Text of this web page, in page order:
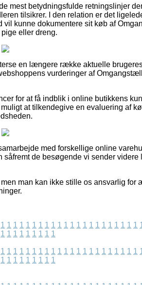
mest betydningsfulde retningslinjer
tilsikrer. I den relation er det
vil kunne dokumentere sit køb af
eller dreng.
en længere række aktuelle
vurderinger af
for at få indblik i online butikkens
at tilkendegive en evaluering af
med forskellige online
de besøgende vi sender videre
man kan ikke stille os ansvarlig for
1 1 1 1 1 1 1 1 1 1 1 1 1 1 1 1 1 1 1 1 1 1
1 1 1 1 1 1 1 1 1
1 1 1 1 1 1 1 1 1 1 1 1 1 1 1 1 1 1 1 1 1 1
1 1 1 1 1 1 1 1 1